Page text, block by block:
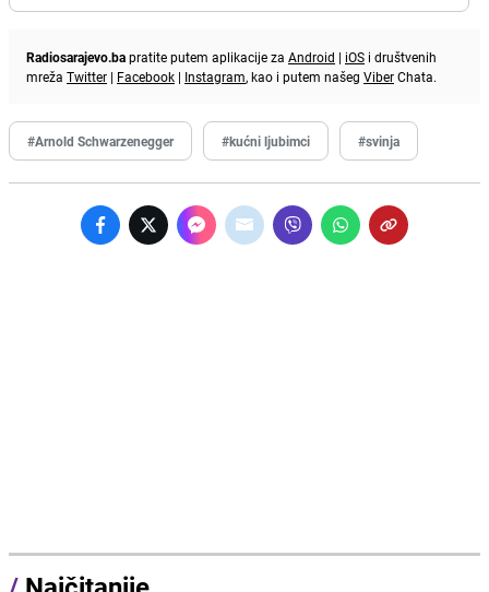
Radiosarajevo.bapratite putem aplikacije za Android | iOS i društvenih
mreža Twitter | Facebook | Instagram, kao i putem našeg ViberChata.
#Arnold Schwarzenegger #kućni ljubimci #svinja